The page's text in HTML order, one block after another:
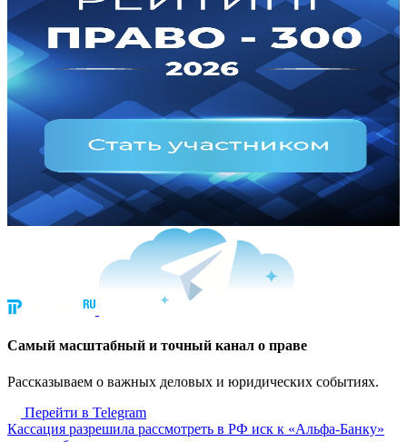
Cамый масштабный и точный канал о праве
Рассказываем о важных деловых и юридических событиях.
Перейти в Telegram
Кассация разрешила рассмотреть в РФ иск к «Альфа-Банку»